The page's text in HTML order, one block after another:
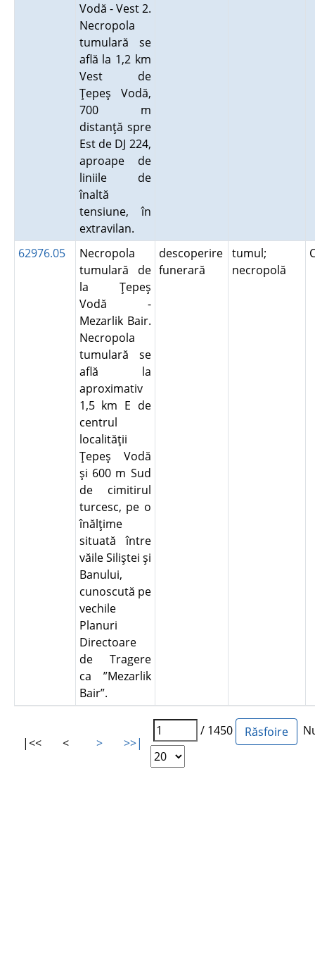
Vodă - Vest 2.
Necropola
tumulară se
află la 1,2 km
Vest de
Ţepeş Vodă,
700 m
distanţă spre
Est de DJ 224,
aproape de
liniile de
înaltă
tensiune, în
extravilan.
62976.05
Necropola
tumulară de
la Ţepeş
Vodă -
Mezarlik Bair.
Necropola
tumulară se
află la
aproximativ
1,5 km E de
centrul
localităţii
Ţepeş Vodă
şi 600 m Sud
de cimitirul
turcesc, pe o
înălţime
situată între
văile Siliştei şi
Banului,
cunoscută pe
vechile
Planuri
Directoare
de Tragere
ca ”Mezarlik
Bair”.
descoperire
funerară
tumul;
necropolă
|<< < > >>|
/ 1450